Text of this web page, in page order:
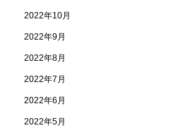
2022年10月
2022年9月
2022年8月
2022年7月
2022年6月
2022年5月